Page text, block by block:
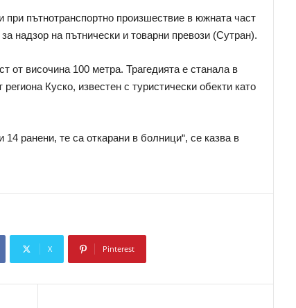
при пътнотранспортно произшествие в южната част
надзор на пътнически и товарни превози (Сутран).
от височина 100 метра. Трагедията е станала в
Куско, известен с туристически обекти като
ранени, те са откарани в болници“, се казва в
X Pinterest